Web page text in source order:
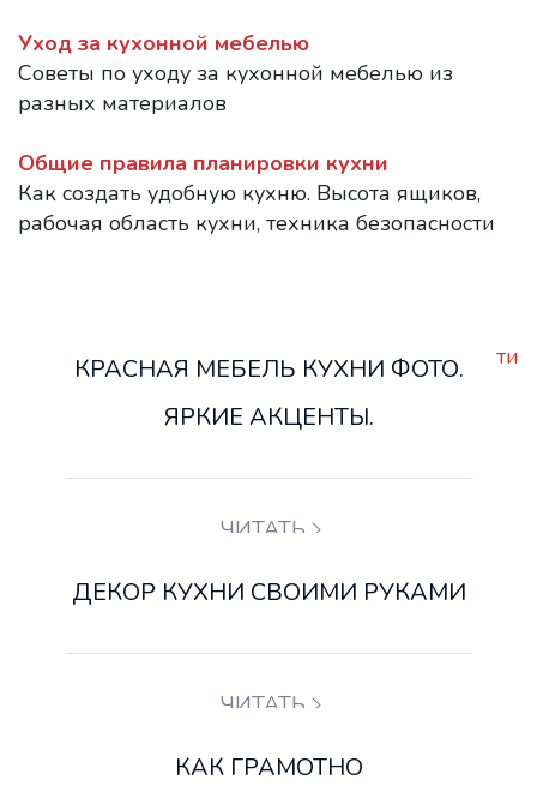
Уход за кухонной мебелью
Советы по уходу за кухонной мебелью из
разных материалов
Общие правила планировки кухни
Как создать удобную кухню. Высота ящиков,
рабочая область кухни, техника безопасности
Версия для печати
КРАСНАЯ МЕБЕЛЬ КУХНИ ФОТО.
ЯРКИЕ АКЦЕНТЫ.
ЧИТАТЬ
ДЕКОР КУХНИ СВОИМИ РУКАМИ
ЧИТАТЬ
КАК ГРАМОТНО